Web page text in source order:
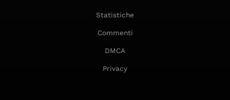
Statistiche
Commenti
DMCA
Privacy